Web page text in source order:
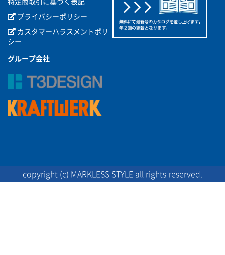
プライバシーポリシー
カスタマーハラスメントポリ
シー
グループ会社
copyright (c) MARKLESS STYLE all rights reserved.